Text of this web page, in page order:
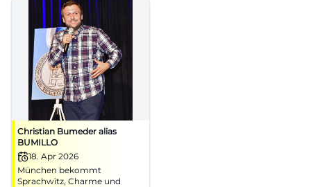
Christian Bumeder alias
BUMILLO
18. Apr 2026
München bekommt
Sprachwitz, Charme und